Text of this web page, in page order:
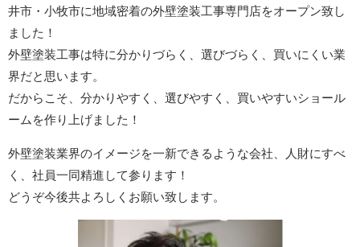
井市・小牧市に地域密着の外壁塗装工事専門店をオープン致し
ました！
外壁塗装工事は特に分かりづらく、選びづらく、買いにくい業
界だと思います。
だからこそ、分かりやすく、選びやすく、買いやすいショール
ームを作り上げました！
外壁塗装業界のイメージを一新できるような会社、人財にすべ
く、社員一同精進して参ります！
どうぞ今後共よろしくお願い致します。